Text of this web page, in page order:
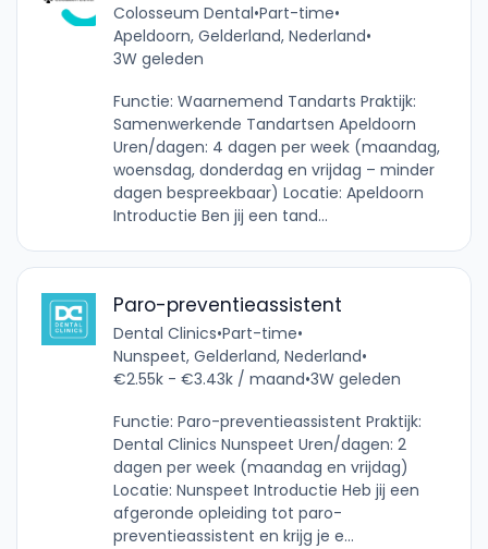
Colosseum Dental•Part-time•
Apeldoorn, Gelderland, Nederland•
3W geleden
Functie: Waarnemend Tandarts Praktijk:
Samenwerkende Tandartsen Apeldoorn
Uren/dagen: 4 dagen per week (maandag,
woensdag, donderdag en vrijdag – minder
dagen bespreekbaar) Locatie: Apeldoorn
Introductie Ben jij een tand...
Paro-preventieassistent
Dental Clinics•Part-time•
Nunspeet, Gelderland, Nederland•
€2.55k - €3.43k / maand•3W geleden
Functie: Paro-preventieassistent Praktijk:
Dental Clinics Nunspeet Uren/dagen: 2
dagen per week (maandag en vrijdag)
Locatie: Nunspeet Introductie Heb jij een
afgeronde opleiding tot paro-
preventieassistent en krijg je e...